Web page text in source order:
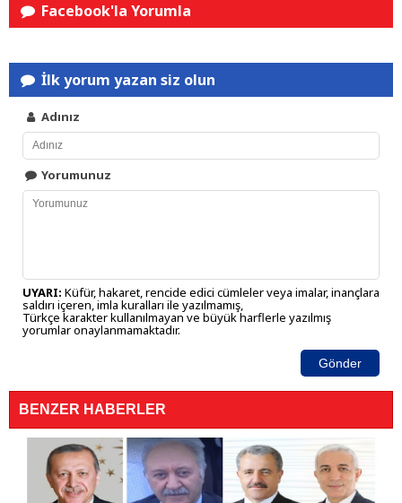
Facebook'la Yorumla
İlk yorum yazan siz olun
Adınız
Yorumunuz
UYARI: Küfür, hakaret, rencide edici cümleler veya imalar, inançlara
saldırı içeren, imla kuralları ile yazılmamış,
Türkçe karakter kullanılmayan ve büyük harflerle yazılmış
yorumlar onaylanmamaktadır.
Gönder
BENZER HABERLER